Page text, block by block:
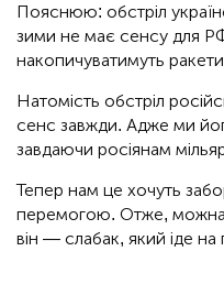
Пояснюю: обстріл
зими не має сенсу для
накопичуватимуть
Натомість обстріл
сенс завжди. Адже ми
завдаючи росіянам
Тепер нам це хочуть
перемогою. Отже, можна
він — слабак, який іде на